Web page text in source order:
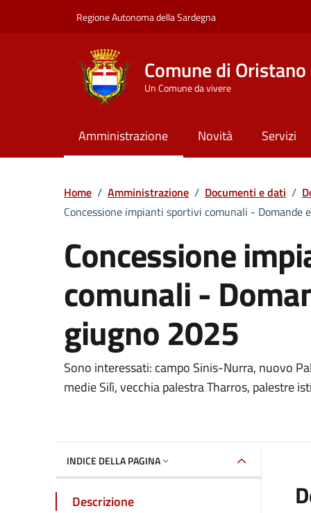
Regione Autonoma della Sardegna
Comune di Oristano
Un Comune da vivere
Amministrazione Novità Servizi
Home / Amministrazione / Documenti e dati /
Concessione impianti sportivi comunali - Domande
Concessione
comunali -
giugno 2025
Dettaglio del documento
Sono interessati: campo Sinis-Nurra, nuovo
medie Silì, vecchia palestra Tharros, palestre
INDICE DELLA PAGINA
Descrizione